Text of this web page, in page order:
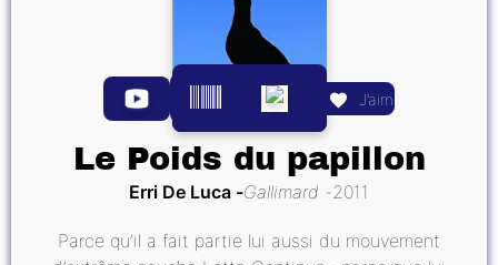
J’aime
Le Poids du papillon
Erri De Luca Gallimard 2011
Parce qu’il a fait partie lui aussi du mouvement